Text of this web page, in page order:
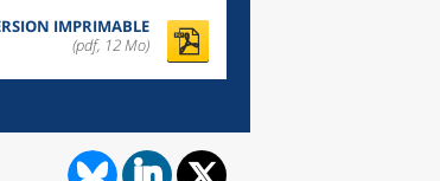
IMPRIMABLE
(pdf, 12 Mo)